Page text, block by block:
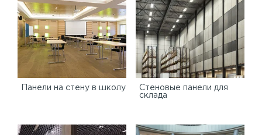
Панели на стену в школу
Стеновые панели для
склада